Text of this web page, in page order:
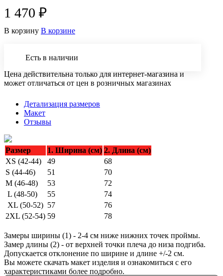
1 470 ₽
В корзину В корзине
Есть в наличии
Цена действительна только для интернет-магазина и
может отличаться от цен в розничных магазинах
Детализация размеров
Макет
Отзывы
Размер 1. Ширина (см) 2. Длина (см)
XS (42-44)
49
68
S (44-46)
51
70
M (46-48)
53
72
L (48-50)
55
74
XL (50-52) 57
76
2XL (52-54) 59 78
Замеры ширины (1) - 2-4 см ниже нижних точек проймы.
Замер длины (2) - от верхней точки плеча до низа подгиба.
Допускается отклонение по ширине и длине +/-2 см.
Вы можете скачать макет изделия и ознакомиться с его
характеристиками более подробно.